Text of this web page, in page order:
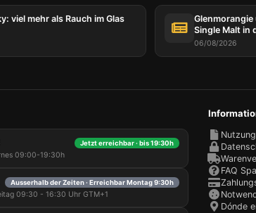
viel mehr als Rauch im Glas
Single Malt in
06/08/2026
Jetzt erreichbar · bis 19:30h
09:00-19:30h
Ausserhalb der Zeiten · Erreichbar Montag 9:30h
09:30 - 16:30 Uhr GTM+1
FAQ
Dónde
diese Informationen für
zuzugreifen und Ihren Warenkorb
gewährleisten,
verbessern und schließlich zu
nicht wesentliche Verarbeitung